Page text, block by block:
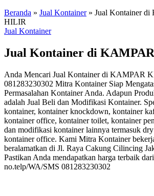
Beranda » Jual Kontainer » Jual Kontainer
HILIR
Jual Kontainer
Jual Kontainer di
Anda Mencari Jual Kontainer di KAMPAR
081283230302 Mitra Kontainer Siap
Permasalahan Kontainer Anda. Adapun
adalah Jual Beli dan Modifikasi Kontainer.
kontainer, kontainer knockdown, kontainer
kontainer office, kontainer toilet, kontainer
dan modifikasi kontainer lainnya termasuk
kontainer office. Kami Mitra Kontainer
beralamatkan di Jl. Raya Cakung Cilincing
Pastikan Anda mendapatkan harga terbaik
no.telp/WA/SMS 081283230302